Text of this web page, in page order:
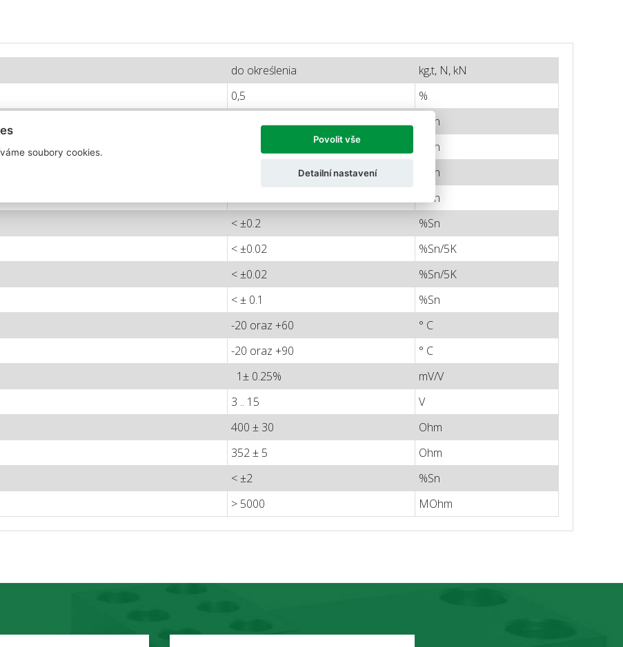
do określenia
kg,t, N, kN
0,5
%
%Ln
%Ln
%Ln
%Sn
< ±0.2
%Sn
< ±0.02
%Sn/5K
< ±0.02
%Sn/5K
< ± 0.1
%Sn
-20 oraz +60
° C
-20 oraz +90
° C
1± 0.25%
mV/V
3 .. 15
V
400 ± 30
Ohm
352 ± 5
Ohm
< ±2
%Sn
> 5000 MOhm
soubory cookies.
Povolit vše
Detailní nastavení